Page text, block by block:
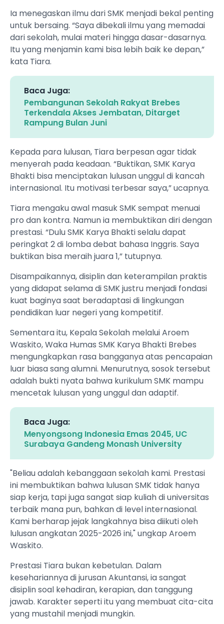
Ia menegaskan ilmu dari SMK menjadi bekal penting
untuk bersaing. “Saya dibekali ilmu yang memadai
dari sekolah, mulai materi hingga dasar-dasarnya.
Itu yang menjamin kami bisa lebih baik ke depan,”
kata Tiara.
Baca Juga:
Pembangunan Sekolah Rakyat Brebes
Terkendala Akses Jembatan, Ditarget
Rampung Bulan Juni
Kepada para lulusan, Tiara berpesan agar tidak
menyerah pada keadaan. “Buktikan, SMK Karya
Bhakti bisa menciptakan lulusan unggul di kancah
internasional. Itu motivasi terbesar saya,” ucapnya.
Tiara mengaku awal masuk SMK sempat menuai
pro dan kontra. Namun ia membuktikan diri dengan
prestasi. “Dulu SMK Karya Bhakti selalu dapat
peringkat 2 di lomba debat bahasa Inggris. Saya
buktikan bisa meraih juara 1,” tutupnya.
Disampaikannya, disiplin dan keterampilan praktis
yang didapat selama di SMK justru menjadi fondasi
kuat baginya saat beradaptasi di lingkungan
pendidikan luar negeri yang kompetitif.
Sementara itu, Kepala Sekolah melalui Aroem
Waskito, Waka Humas SMK Karya Bhakti Brebes
mengungkapkan rasa bangganya atas pencapaian
luar biasa sang alumni. Menurutnya, sosok tersebut
adalah bukti nyata bahwa kurikulum SMK mampu
mencetak lulusan yang unggul dan adaptif.
Baca Juga:
Menyongsong Indonesia Emas 2045, UC
Surabaya Gandeng Monash University
"Beliau adalah kebanggaan sekolah kami. Prestasi
ini membuktikan bahwa lulusan SMK tidak hanya
siap kerja, tapi juga sangat siap kuliah di universitas
terbaik mana pun, bahkan di level internasional.
Kami berharap jejak langkahnya bisa diikuti oleh
lulusan angkatan 2025-2026 ini," ungkap Aroem
Waskito.
Prestasi Tiara bukan kebetulan. Dalam
kesehariannya di jurusan Akuntansi, ia sangat
disiplin soal kehadiran, kerapian, dan tanggung
jawab. Karakter seperti itu yang membuat cita-cita
yang mustahil menjadi mungkin.